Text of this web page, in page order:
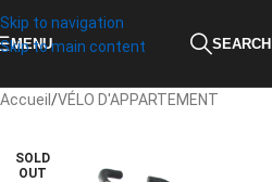
Skip to navigation
Skip to main content
MENU SEARCH
Accueil /VÉLO D'APPARTEMENT
SOLD
OUT